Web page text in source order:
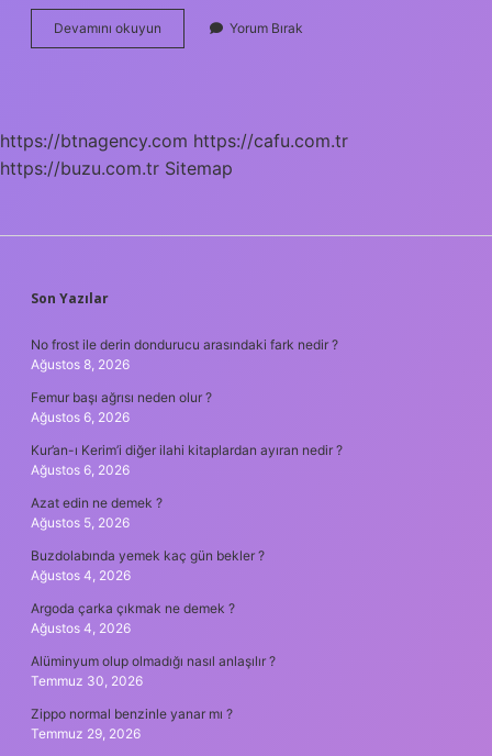
Devamını okuyun
Ve
Yorum Bırak
https://btnagency.com https://cafu.com.tr
https://buzu.com.tr Sitemap
SIDEBAR
Son Yazılar
No frost ile derin dondurucu arasındaki fark nedir ?
Ağustos 8, 2026
Femur başı ağrısı neden olur ?
Ağustos 6, 2026
Kur’an-ı Kerim’i diğer ilahi kitaplardan ayıran nedir ?
Ağustos 6, 2026
Azat edin ne demek ?
Ağustos 5, 2026
Buzdolabında yemek kaç gün bekler ?
Ağustos 4, 2026
Argoda çarka çıkmak ne demek ?
Ağustos 4, 2026
Alüminyum olup olmadığı nasıl anlaşılır ?
Temmuz 30, 2026
Zippo normal benzinle yanar mı ?
Temmuz 29, 2026